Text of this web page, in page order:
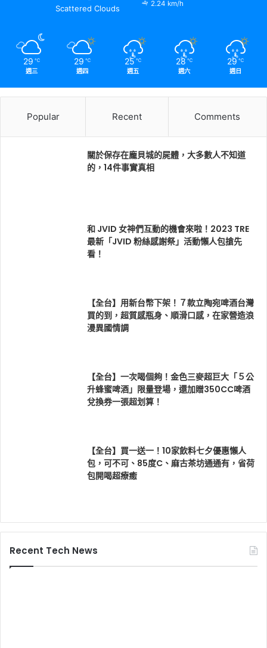
Scattered Clouds
2.24 km/h
29 ℃
週三
29 ℃
週四
25 ℃
週五
28 ℃
週六
29 ℃
週日
Popular Recent Comments
關於保存在龐貝城的屍體，大多數人不知道
的，14件事實真相
和 JVID 女神們互動的機會來啦！2023 TRE
最新「JVID 粉絲感謝祭」活動懶人包搶先
看！
【全台】用新台幣下架！７款立陶宛啤酒台灣
買的到，超質感瓶身、順滑口感，在家營造浪
漫異國情調
【全台】一次喝個夠！金色三麥超巨大「５公
升蜂蜜啤酒」限量登場，還加贈350CC啤酒
兌換券一張超划算！
【全台】買一送一！10家飲料七夕優惠懶人
包，可不可、85度C、麻古茶坊通通有，省荷
包開喝超療癒
Recent Tech News